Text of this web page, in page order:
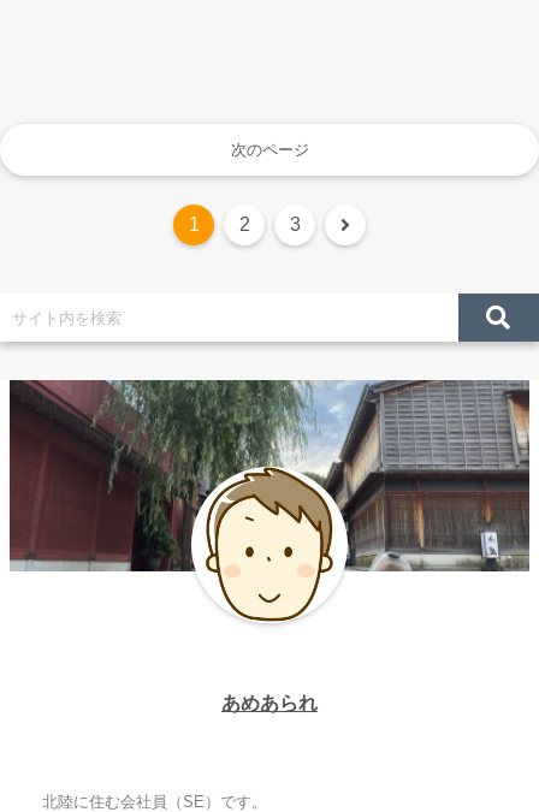
次のページ
1 2 3
次
あめあられ
北陸に住む会社員（SE）です。